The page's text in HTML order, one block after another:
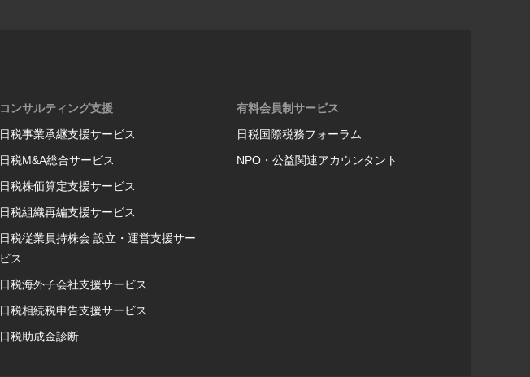
コンサルティング支援
日税事業承継支援サービス
日税M&A総合サービス
日税株価算定支援サービス
日税組織再編支援サービス
日税従業員持株会 設立・運営支援サー
ビス
日税海外子会社支援サービス
日税相続税申告支援サービス
日税助成金診断
有料会員制サービス
日税国際税務フォーラム
NPO・公益関連アカウンタント